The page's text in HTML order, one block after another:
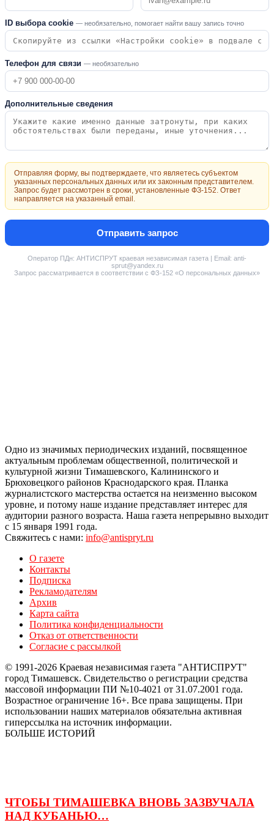
ID выбора cookie — необязательно, помогает найти вашу запись точно
Телефон для связи — необязательно
Дополнительные сведения
Отправляя форму, вы подтверждаете, что являетесь субъектом
указанных персональных данных или их законным представителем.
Запрос будет рассмотрен в сроки, установленные ФЗ-152. Ответ
направляется на указанный email.
Отправить запрос
Оператор ПДн: АНТИСПРУТ краевая независимая газета | Email: anti-
sprut@yandex.ru
Запрос рассматривается в соответствии с ФЗ-152 «О персональных данных»
Одно из значимых периодических изданий, посвященное
актуальным проблемам общественной, политической и
культурной жизни Тимашевского, Калининского и
Брюховецкого районов Краснодарского края. Планка
журналистского мастерства остается на неизменно высоком
уровне, и потому наше издание представляет интерес для
аудитории разного возраста. Наша газета непрерывно выходит
с 15 января 1991 года.
Свяжитесь с нами: info@antispryt.ru
О газете
Контакты
Подписка
Рекламодателям
Архив
Карта сайта
Политика конфиденциальности
Отказ от ответственности
Согласие с рассылкой
© 1991-2026 Краевая независимая газета "АНТИСПРУТ"
город Тимашевск. Свидетельство о регистрации средства
массовой информации ПИ №10-4021 от 31.07.2001 года.
Возрастное ограничение 16+. Все права защищены. При
использовании наших материалов обязательна активная
гиперссылка на источник информации.
БОЛЬШЕ ИСТОРИЙ
ЧТОБЫ ТИМАШЕВКА ВНОВЬ ЗАЗВУЧАЛА
НАД КУБАНЬЮ…